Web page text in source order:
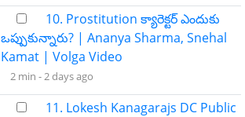
10. Prostitution క్యారెక్టర్ ఎందుకు
ఒప్పుకున్నారు? | Ananya Sharma, Snehal
Kamat | Volga Video
2 min -2 days ago
11. Lokesh Kanagarajs DC Public